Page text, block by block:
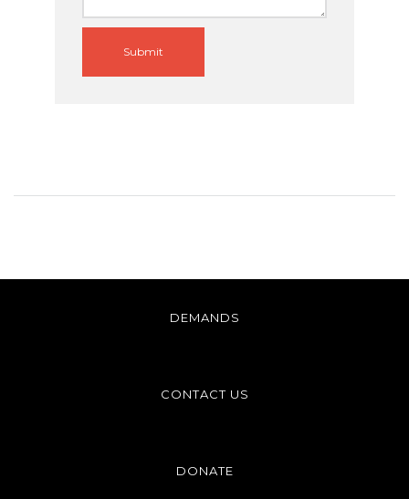
Submit
DEMANDS
CONTACT US
DONATE